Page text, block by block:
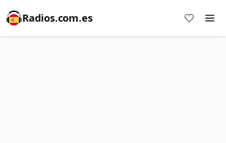
Radios.com.es